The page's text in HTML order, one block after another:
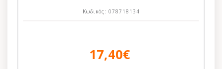
Κωδικός: 078718134
17,40€